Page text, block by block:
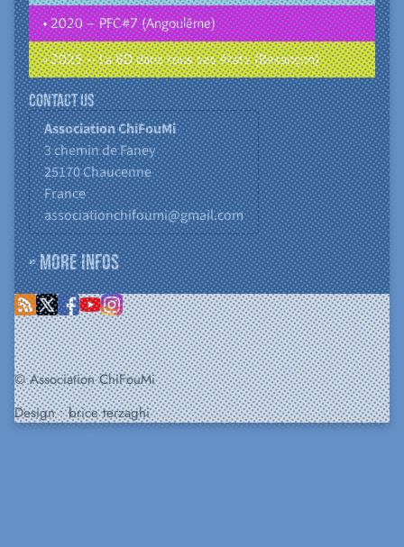
• 2020 – PFC#7 (Angoulême)
• 2025 – La BD dans tous ses états (Besançon)
Contact us
Association ChiFouMi
3 chemin de Faney
25170Chaucenne
France
associationchifoumi@gmail.com
» More infos
© Association ChiFouMi
Design :brice terzaghi